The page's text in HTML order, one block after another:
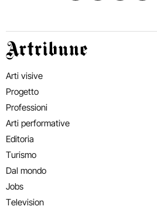
Artribune
Arti visive
Progetto
Professioni
Arti performative
Editoria
Turismo
Dal mondo
Jobs
Television